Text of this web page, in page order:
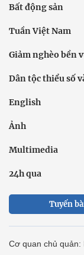
Bất động sản
Tuần Việt Nam
Giảm nghèo bền
Dân tộc thiểu số
English
Ảnh
Multimedia
24h qua
Tuyến
Cơ quan chủ quản: